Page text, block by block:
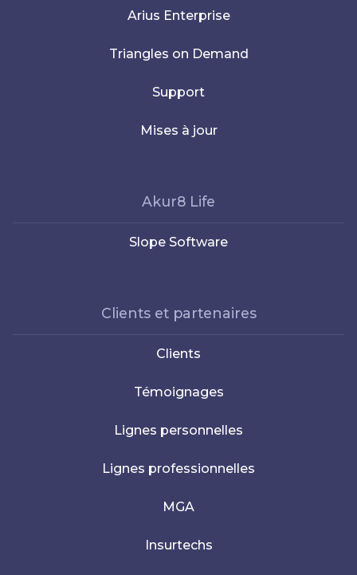
Arius Enterprise
Triangles on Demand
Support
Mises à jour
Akur8 Life
Slope Software
Clients et partenaires
Clients
Témoignages
Lignes personnelles
Lignes professionnelles
MGA
Insurtechs